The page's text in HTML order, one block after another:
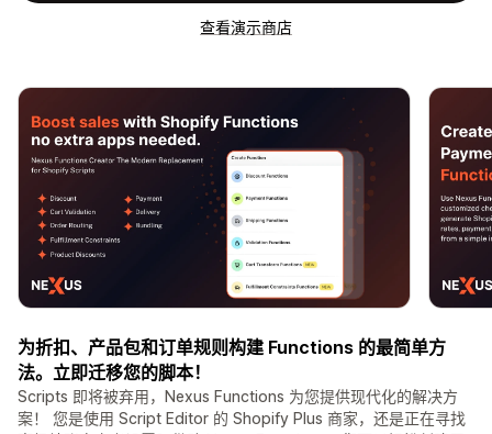
查看演示商店
为折扣、产品包和订单规则构建 Functions 的最简单方
法。立即迁移您的脚本！
Scripts 即将被弃用，Nexus Functions 为您提供现代化的解决方
案！ 您是使用 Script Editor 的 Shopify Plus 商家，还是正在寻找